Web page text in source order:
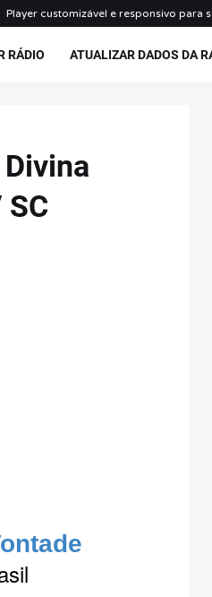
Player customizável e responsivo para
RÁDIO ATUALIZAR DADOS DA